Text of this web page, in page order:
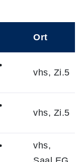
Ort
vhs, Zi.5
vhs, Zi.5
vhs,